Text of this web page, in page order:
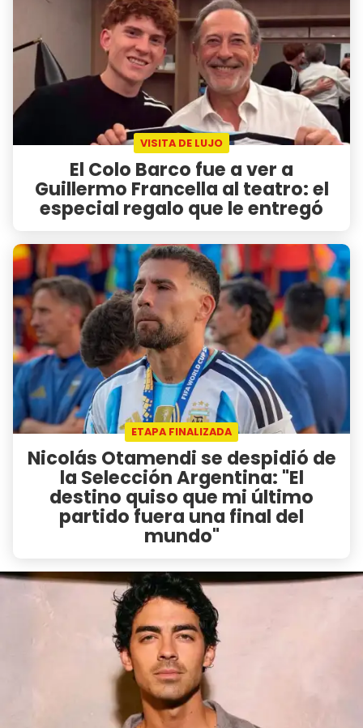
VISITA DE LUJO
El Colo Barco fue a ver a
Guillermo Francella al teatro: el
especial regalo que le entregó
ETAPA FINALIZADA
Nicolás Otamendi se despidió de
la Selección Argentina: "El
destino quiso que mi último
partido fuera una final del
mundo"